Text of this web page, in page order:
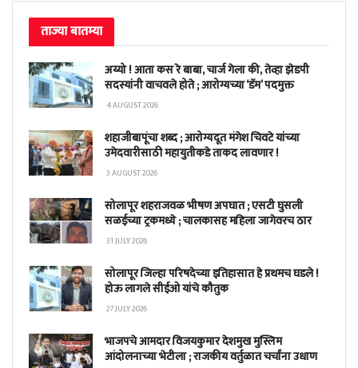
ताज्या बातम्या
अय्यो ! आता कस रे बाबा, चार्ज गेला की, तेव्हा झेडपी
सदस्यांनी वाचवले होते ; आरोग्यच्या ‘डॅम’ पदमुक्त
4 AUGUST 2026
शहाजीबापूंचा शब्द ; आरोग्यदूत मंगेश चिवटे यांच्या
उमेदवारीसाठी महायुतीकडे ताकद लावणार !
3 AUGUST 2026
सोलापूर शहराजवळ भीषण अपघात ; एसटी घुसली
सळईच्या ट्रकमध्ये ; चालकासह महिला जागेवरच ठार
31 JULY 2026
सोलापूर जिल्हा परिषदेच्या इतिहासात हे प्रथमच घडले !
होऊ लागले सीईओ यांचे कौतुक
27 JULY 2026
भाजपचे आमदार विजयकुमार देशमुख मुस्लिम
आंदोलनाच्या भेटीला ; राजकीय वर्तुळात चर्चांना उधाण